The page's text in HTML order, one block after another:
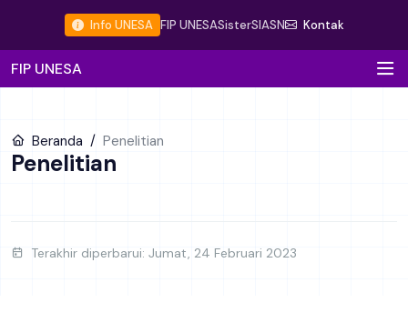
Info UNESA FIP UNESASisterSIASN Kontak
FIP UNESA
Beranda Penelitian
Penelitian
Terakhir diperbarui: Jumat, 24 Februari 2023